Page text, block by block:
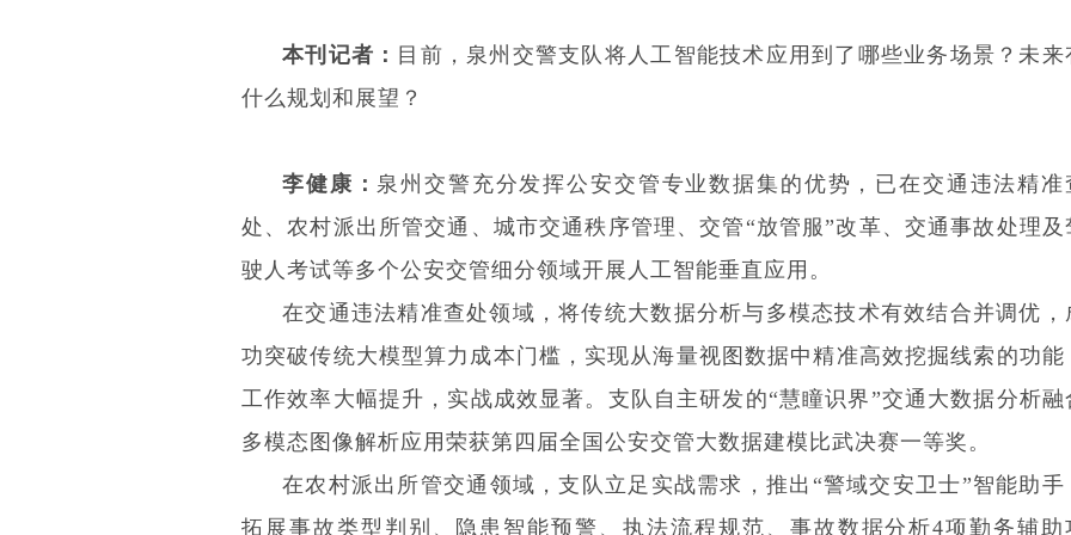
本刊记者： 目前，泉州交警支队将人工智能技术应用到了哪些业务场景？未来
什么规划和展望？
李健康： 泉州交警充分发挥公安交管专业数据集的优势，已在交通违法精准
处、农村派出所管交通、城市交通秩序管理、交管“放管服”改革、交通事故处理及
驶人考试等多个公安交管细分领域开展人工智能垂直应用。
在交通违法精准查处领域，将传统大数据分析与多模态技术有效结合并调优，
功突破传统大模型算力成本门槛，实现从海量视图数据中精准高效挖掘线索的功能
工作效率大幅提升，实战成效显著。支队自主研发的“慧瞳识界”交通大数据分析融
多模态图像解析应用荣获第四届全国公安交管大数据建模比武决赛一等奖。
在农村派出所管交通领域，支队立足实战需求，推出“警域交安卫士”智能助手
拓展事故类型判别、隐患智能预警、执法流程规范、事故数据分析4项勤务辅助